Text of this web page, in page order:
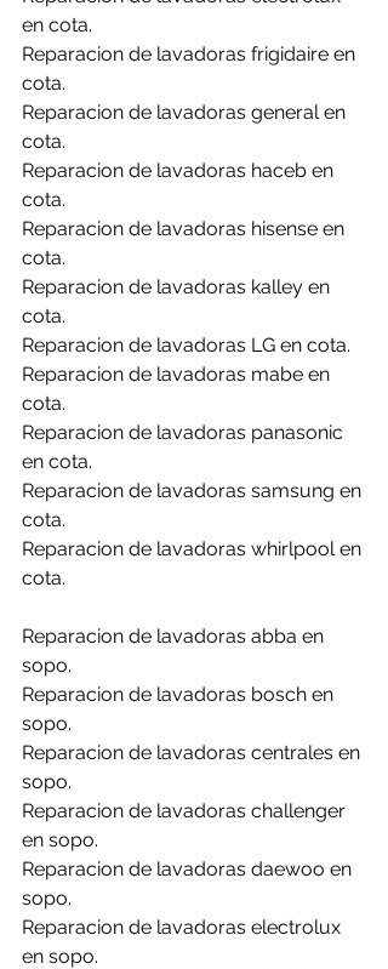
en cota.
Reparacion de lavadoras frigidaire en
cota.
Reparacion de lavadoras general en
cota.
Reparacion de lavadoras haceb en
cota.
Reparacion de lavadoras hisense en
cota.
Reparacion de lavadoras kalley en
cota.
Reparacion de lavadoras LG en cota.
Reparacion de lavadoras mabe en
cota.
Reparacion de lavadoras panasonic
en cota.
Reparacion de lavadoras samsung en
cota.
Reparacion de lavadoras whirlpool en
cota.
Reparacion de lavadoras abba en
sopo.
Reparacion de lavadoras bosch en
sopo.
Reparacion de lavadoras centrales en
sopo.
Reparacion de lavadoras challenger
en sopo.
Reparacion de lavadoras daewoo en
sopo.
Reparacion de lavadoras electrolux
en sopo.